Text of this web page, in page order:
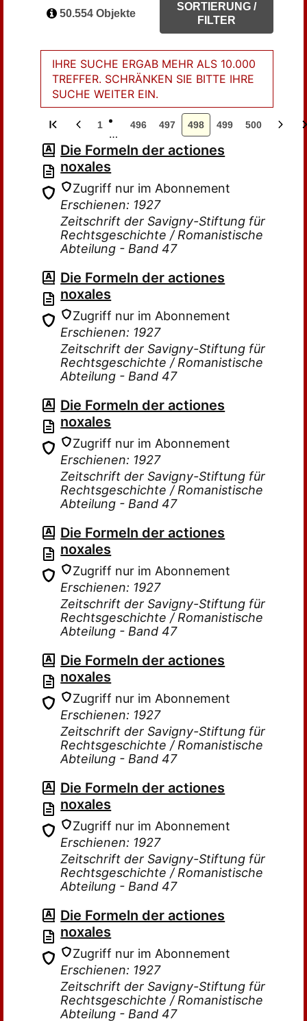
50.554 Objekte
SORTIERUNG /
FILTER
IHRE SUCHE ERGAB MEHR ALS 10.000
TREFFER. SCHRÄNKEN SIE BITTE IHRE
SUCHE WEITER EIN.
1
…
496 497 498 499 500
Die Formeln der actiones
noxales
Zugriff nur im Abonnement
Erschienen: 1927
Zeitschrift der Savigny-Stiftung für
Rechtsgeschichte / Romanistische
Abteilung - Band 47
Die Formeln der actiones
noxales
Zugriff nur im Abonnement
Erschienen: 1927
Zeitschrift der Savigny-Stiftung für
Rechtsgeschichte / Romanistische
Abteilung - Band 47
Die Formeln der actiones
noxales
Zugriff nur im Abonnement
Erschienen: 1927
Zeitschrift der Savigny-Stiftung für
Rechtsgeschichte / Romanistische
Abteilung - Band 47
Die Formeln der actiones
noxales
Zugriff nur im Abonnement
Erschienen: 1927
Zeitschrift der Savigny-Stiftung für
Rechtsgeschichte / Romanistische
Abteilung - Band 47
Die Formeln der actiones
noxales
Zugriff nur im Abonnement
Erschienen: 1927
Zeitschrift der Savigny-Stiftung für
Rechtsgeschichte / Romanistische
Abteilung - Band 47
Die Formeln der actiones
noxales
Zugriff nur im Abonnement
Erschienen: 1927
Zeitschrift der Savigny-Stiftung für
Rechtsgeschichte / Romanistische
Abteilung - Band 47
Die Formeln der actiones
noxales
Zugriff nur im Abonnement
Erschienen: 1927
Zeitschrift der Savigny-Stiftung für
Rechtsgeschichte / Romanistische
Abteilung - Band 47